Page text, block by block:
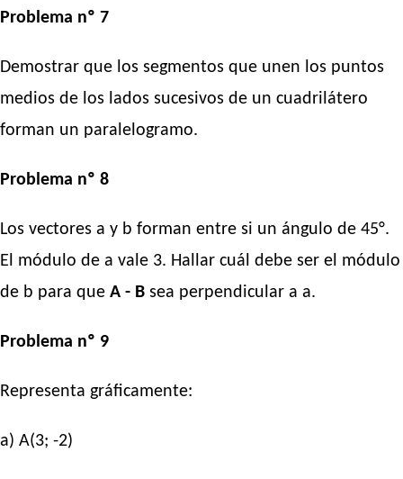
Problema nº 7
Demostrar que los segmentos que unen los puntos
medios de los lados sucesivos de un cuadrilátero
forman un paralelogramo.
Problema nº 8
Los vectores a y b forman entre si un ángulo de 45°.
El módulo de a vale 3. Hallar cuál debe ser el módulo
de b para que A - B sea perpendicular a a.
Problema nº 9
Representa gráficamente:
a) A(3; -2)